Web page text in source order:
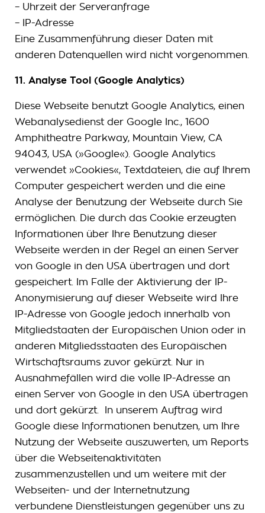
– Uhrzeit der Serveranfrage
– IP-Adresse
Eine Zusammenführung dieser Daten mit
anderen Datenquellen wird nicht vorgenommen.
11. Analyse Tool (Google Analytics)
Diese Webseite benutzt Google Analytics, einen
Webanalysedienst der Google Inc., 1600
Amphitheatre Parkway, Mountain View, CA
94043, USA (»Google«). Google Analytics
verwendet »Cookies«, Textdateien, die auf Ihrem
Computer gespeichert werden und die eine
Analyse der Benutzung der Webseite durch Sie
ermöglichen. Die durch das Cookie erzeugten
Informationen über Ihre Benutzung dieser
Webseite werden in der Regel an einen Server
von Google in den USA übertragen und dort
gespeichert. Im Falle der Aktivierung der IP-
Anonymisierung auf dieser Webseite wird Ihre
IP-Adresse von Google jedoch innerhalb von
Mitgliedstaaten der Europäischen Union oder in
anderen Mitgliedsstaaten des Europäischen
Wirtschaftsraums zuvor gekürzt. Nur in
Ausnahmefällen wird die volle IP-Adresse an
einen Server von Google in den USA übertragen
und dort gekürzt. In unserem Auftrag wird
Google diese Informationen benutzen, um Ihre
Nutzung der Webseite auszuwerten, um Reports
über die Webseitenaktivitäten
zusammenzustellen und um weitere mit der
Webseiten- und der Internetnutzung
verbundene Dienstleistungen gegenüber uns zu